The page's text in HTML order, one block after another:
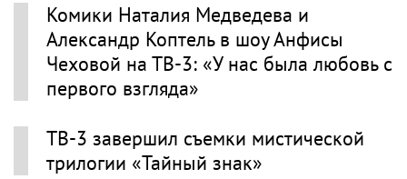
Комики Наталия Медведева и
Александр Коптель в шоу Анфисы
Чеховой на ТВ-3: «У нас была любовь с
первого взгляда»
ТВ-3 завершил съемки мистической
трилогии «Тайный знак»